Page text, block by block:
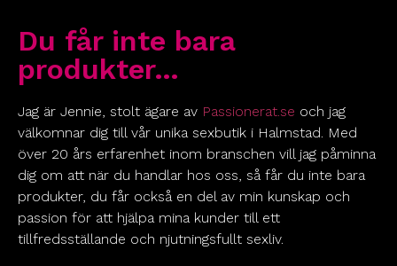
Du får inte bara
produkter…
Jag är Jennie, stolt ägare av Passionerat.se och jag
välkomnar dig till vår unika sexbutik i Halmstad. Med
över 20 års erfarenhet inom branschen vill jag påminna
dig om att när du handlar hos oss, så får du inte bara
produkter, du får också en del av min kunskap och
passion för att hjälpa mina kunder till ett
tillfredsställande och njutningsfullt sexliv.